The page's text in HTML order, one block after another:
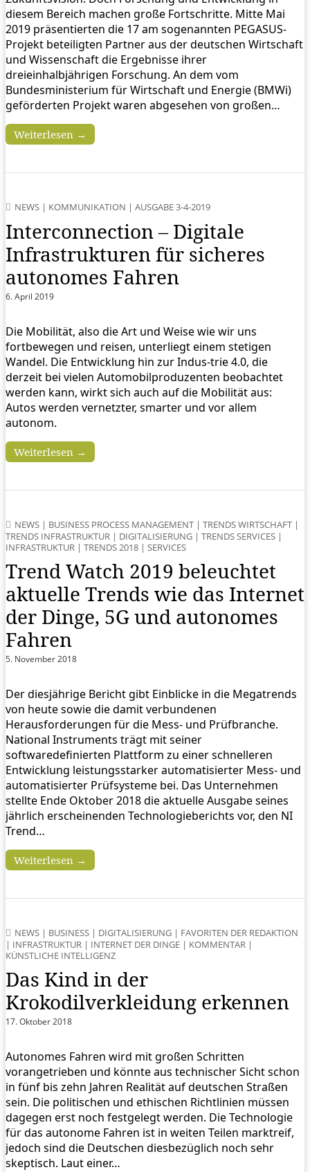
diesem Bereich machen große Fortschritte. Mitte Mai
2019 präsentierten die 17 am sogenannten PEGASUS-
Projekt beteiligten Partner aus der deutschen Wirtschaft
und Wissenschaft die Ergebnisse ihrer
dreieinhalbjährigen Forschung. An dem vom
Bundesministerium für Wirtschaft und Energie (BMWi)
geförderten Projekt waren abgesehen von großen…
Weiterlesen →
NEWS | KOMMUNIKATION | AUSGABE 3-4-2019
Interconnection – Digitale
Infrastrukturen für sicheres
autonomes Fahren
6. April 2019
Die Mobilität, also die Art und Weise wie wir uns
fortbewegen und reisen, unterliegt einem stetigen
Wandel. Die Entwicklung hin zur Indus-trie 4.0, die
derzeit bei vielen Automobilproduzenten beobachtet
werden kann, wirkt sich auch auf die Mobilität aus:
Autos werden vernetzter, smarter und vor allem
autonom.
Weiterlesen →
NEWS | BUSINESS PROCESS MANAGEMENT | TRENDS WIRTSCHAFT |
TRENDS INFRASTRUKTUR | DIGITALISIERUNG | TRENDS SERVICES |
INFRASTRUKTUR | TRENDS 2018 | SERVICES
Trend Watch 2019 beleuchtet
aktuelle Trends wie das Internet
der Dinge, 5G und autonomes
Fahren
5. November 2018
Der diesjährige Bericht gibt Einblicke in die Megatrends
von heute sowie die damit verbundenen
Herausforderungen für die Mess- und Prüfbranche.
National Instruments trägt mit seiner
softwaredefinierten Plattform zu einer schnelleren
Entwicklung leistungsstarker automatisierter Mess- und
automatisierter Prüfsysteme bei. Das Unternehmen
stellte Ende Oktober 2018 die aktuelle Ausgabe seines
jährlich erscheinenden Technologieberichts vor, den NI
Trend…
Weiterlesen →
NEWS | BUSINESS | DIGITALISIERUNG | FAVORITEN DER REDAKTION
| INFRASTRUKTUR | INTERNET DER DINGE | KOMMENTAR |
KÜNSTLICHE INTELLIGENZ
Das Kind in der
Krokodilverkleidung erkennen
17. Oktober 2018
Autonomes Fahren wird mit großen Schritten
vorangetrieben und könnte aus technischer Sicht schon
in fünf bis zehn Jahren Realität auf deutschen Straßen
sein. Die politischen und ethischen Richtlinien müssen
dagegen erst noch festgelegt werden. Die Technologie
für das autonome Fahren ist in weiten Teilen marktreif,
jedoch sind die Deutschen diesbezüglich noch sehr
skeptisch. Laut einer…